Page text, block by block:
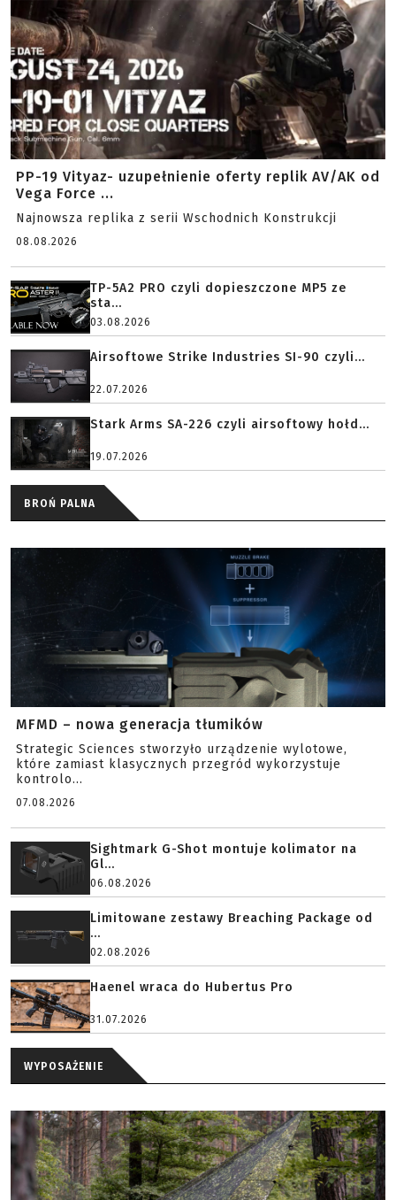
PP-19 Vityaz- uzupełnienie oferty replik AV/AK od
Vega Force ...
Najnowsza replika z serii Wschodnich Konstrukcji
08.08.2026
TP-5A2 PRO czyli dopieszczone MP5 ze
sta...
03.08.2026
Airsoftowe Strike Industries SI-90 czyli...
22.07.2026
Stark Arms SA-226 czyli airsoftowy hołd...
19.07.2026
BROŃ PALNA
MFMD – nowa generacja tłumików
Strategic Sciences stworzyło urządzenie wylotowe,
które zamiast klasycznych przegród wykorzystuje
kontrolo...
07.08.2026
Sightmark G-Shot montuje kolimator na
Gl...
06.08.2026
Limitowane zestawy Breaching Package od
...
02.08.2026
Haenel wraca do Hubertus Pro
31.07.2026
WYPOSAŻENIE